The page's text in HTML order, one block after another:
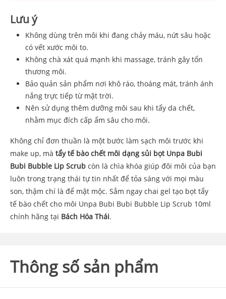
Lưu ý
Không dùng trên môi khi đang chảy máu, nứt sâu hoặc
có vết xước môi to.
Không chà xát quá mạnh khi massage, tránh gây tổn
thương môi.
Bảo quản sản phẩm nơi khô ráo, thoáng mát, tránh ánh
nắng trực tiếp từ mặt trời.
Nên sử dụng thêm dưỡng môi sau khi tẩy da chết,
nhằm mục đích cấp ẩm sâu cho môi.
Không chỉ đơn thuần là một bước làm sạch môi trước khi
make up, mà tẩy tế bào chết môi dạng sủi bọt Unpa Bubi
Bubi Bubble Lip Scrub còn là chìa khóa giúp đôi môi của bạn
luôn trong trạng thái tự tin nhất để tỏa sáng với mọi màu
son, thậm chí là để mặt mộc. Sắm ngay chai gel tạo bọt tẩy
tế bào chết cho môi Unpa Bubi Bubi Bubble Lip Scrub 10ml
chính hãng tại Bách Hóa Thái.
Thông số sản phẩm